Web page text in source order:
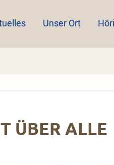
Unser Ort
ÜBER ALLE